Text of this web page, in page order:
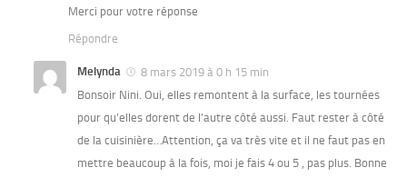
Merci pour votre réponse
Répondre
Melynda
8 mars 2019 à 0 h 15 min
Bonsoir Nini. Oui, elles remontent à la surface, les tournées
pour qu’elles dorent de l’autre côté aussi. Faut rester à côté
de la cuisinière…Attention, ça va très vite et il ne faut pas en
mettre beaucoup à la fois, moi je fais 4 ou 5 , pas plus. Bonne